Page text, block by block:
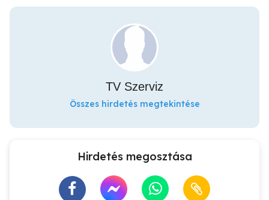
TV Szerviz
Összes hirdetés megtekintése
Hirdetés megosztása